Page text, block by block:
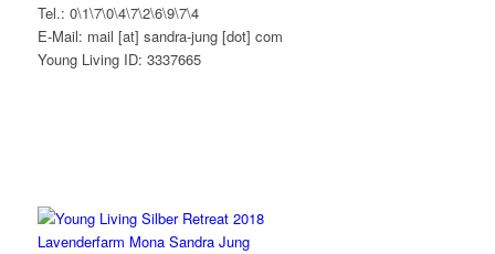
Tel.: 0\1\7\0\4\7\2\6\9\7\4
E-Mail: mail [at] sandra-jung [dot] com
Young Living ID: 3337665